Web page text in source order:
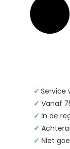
✓ Service
✓ Vanaf
✓ In de
✓
✓ Niet